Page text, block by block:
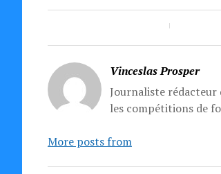
Vinceslas Prosper
Journaliste
les compétitions de
More posts from